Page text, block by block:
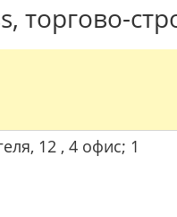
торгово-
12 , 4 офис; 1